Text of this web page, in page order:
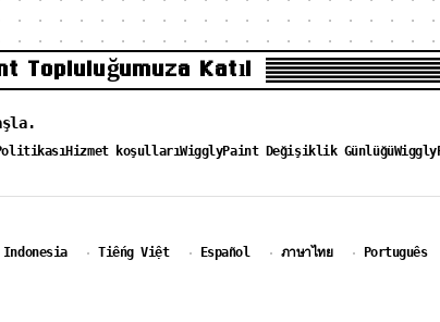
Topluluğumuza Katıl
Hizmet koşullarıWigglyPaint Değişiklik Günlüğü
Indonesia · Tiếng Việt · Español · ภาษาไทย · Português